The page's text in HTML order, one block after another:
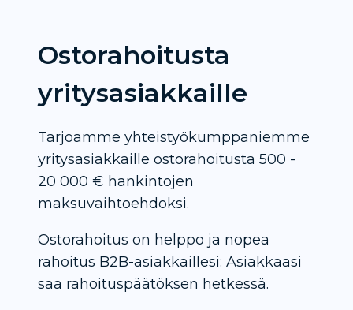
Ostorahoitusta
yritysasiakkaille
Tarjoamme yhteistyökumppaniemme
yritysasiakkaille ostorahoitusta 500 -
20 000 € hankintojen
maksuvaihtoehdoksi.
Ostorahoitus on helppo ja nopea
rahoitus B2B-asiakkaillesi: Asiakkaasi
saa rahoituspäätöksen hetkessä.